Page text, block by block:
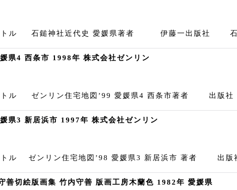
トル 石鎚神社近代史 愛媛県著者 伊藤一出版社 石
県4 西条市 1998年 株式会社ゼンリン
トル ゼンリン住宅地図’99 愛媛県4 西条市著者 出
県3 新居浜市 1997年 株式会社ゼンリン
トル ゼンリン住宅地図’98 愛媛県3 新居浜市 著者
善切絵版画集 竹内守善 版画工房木蘭色 1982年 愛媛県